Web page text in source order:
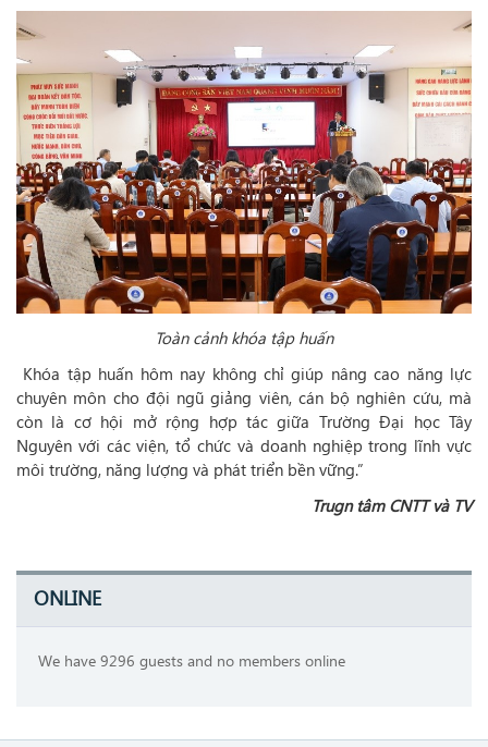
Toàn cảnh khóa tập huấn
Khóa tập huấn hôm nay không chỉ giúp nâng cao năng lực
chuyên môn cho đội ngũ giảng viên, cán bộ nghiên cứu, mà
còn là cơ hội mở rộng hợp tác giữa Trường Đại học Tây
Nguyên với các viện, tổ chức và doanh nghiệp trong lĩnh vực
môi trường, năng lượng và phát triển bền vững.”
Trugn tâm CNTT và TV
ONLINE
We have 9296 guests and no members online